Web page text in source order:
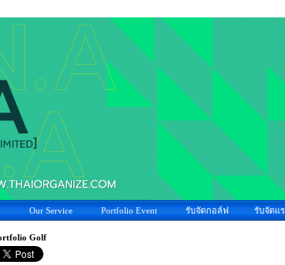
Our Service Portfolio Event รับจัดกอล์ฟ รับจัดแ
Golf